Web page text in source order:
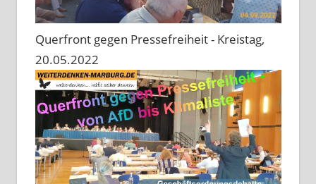
Querfront gegen Pressefreiheit - Kreistag,
20.05.2022